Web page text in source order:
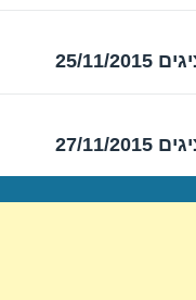
2015
2015